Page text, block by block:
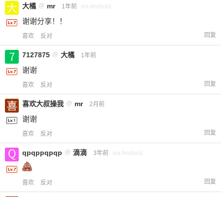
大橘 @ mr 1年前 via Android
谢谢分享！！
喜欢 反对 回复
7127875 @ 大橘 1年前
谢谢
喜欢 反对 回复
喜欢大叔操我 @ mr 2月前
谢谢
喜欢 反对 回复
qpqppqpqp @ 滴滴 3年前 via Android
喜欢 反对 回复
您没有权限发布内容，请购买会员或者提升权
限。